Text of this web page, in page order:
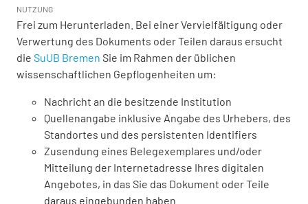
NUTZUNG
Frei zum Herunterladen. Bei einer Vervielfältigung oder
Verwertung des Dokuments oder Teilen daraus ersucht
die SuUB Bremen Sie im Rahmen der üblichen
wissenschaftlichen Gepflogenheiten um:
Nachricht an die besitzende Institution
Quellenangabe inklusive Angabe des Urhebers, des
Standortes und des persistenten Identifiers
Zusendung eines Belegexemplares und/oder
Mitteilung der Internetadresse Ihres digitalen
Angebotes, in das Sie das Dokument oder Teile
daraus eingebunden haben